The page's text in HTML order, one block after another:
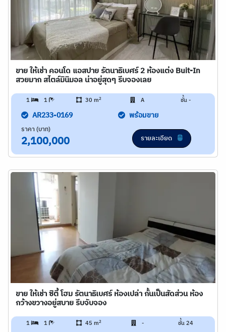
ขาย ให้เช่า คอนโด แอสปาย รัตนาธิเบศร์ 2 ห้องแต่ง Buit-In
สวยมาก สไตล์มินิมอล น่าอยู่สุดๆ รีบจองเลย
1 1 30 m2 A ชั้น -
AR233-0169 พร้อมขาย
ราคา (บาท)
2,100,000 รายละเอียด
ขาย ให้เช่า ซิตี้ โฮม รัตนาธิเบศร์ ห้องเปล่า กั้นเป็นสัดส่วน ห้อง
กว้างขวางอยู่สบาย รีบจับจอง
1 1 45 m2 - ชั้น 24